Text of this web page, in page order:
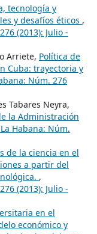
tecnología y
y desafíos éticos ,
(2013): Julio -
Arriete, Política de
Cuba: trayectoria y
Núm. 276
Tabares Neyra,
la Administración
Habana: Núm.
de la ciencia en el
a partir del
,
(2013): Julio -
en el
económico y